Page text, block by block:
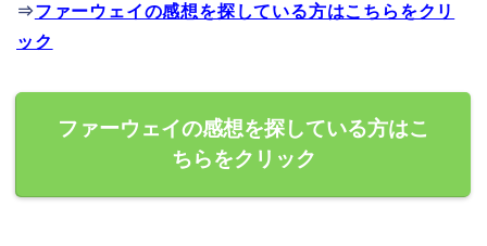
⇒ファーウェイの感想を探している方はこちらをクリ
ック
ファーウェイの感想を探している方はこ
ちらをクリック